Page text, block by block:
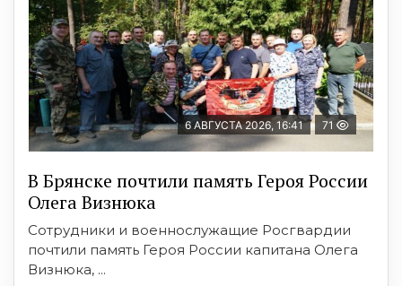
6 АВГУСТА 2026, 16:41 71
В Брянске почтили память Героя России
Олега Визнюка
Сотрудники и военнослужащие Росгвардии
почтили память Героя России капитана Олега
Визнюка, ...